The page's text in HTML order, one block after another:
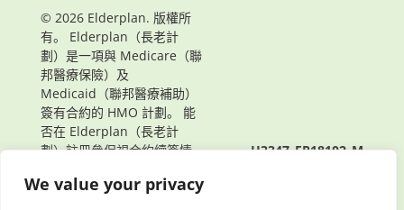
We value your privacy
© 2026 Elderplan. 版權所
有。 Elderplan（長老計
劃）是一項與 Medicare（聯
邦醫療保險）及
Medicaid（聯邦醫療補助）
簽有合約的 HMO 計劃。 能
否在 Elderplan（長老計
劃）註冊參保視合約續簽情
H3347_EP18102_M